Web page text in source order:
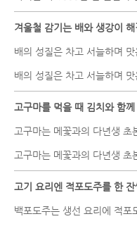
겨울철 감기는 배와 생강이
고구마를 먹을 때 김치와 함께
고구마는 메꽃과의 다년생 초
고구마는 메꽃과의 다년생 초
고기 요리엔 적포도주를 한 잔